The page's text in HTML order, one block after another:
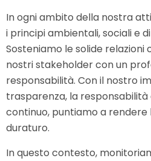
In ogni ambito della nostra
i principi ambientali, sociali e
Sosteniamo le solide relazioni
nostri stakeholder con un
responsabilità. Con il nostro
trasparenza, la
continuo, puntiamo a rendere
duraturo.
In questo contesto,